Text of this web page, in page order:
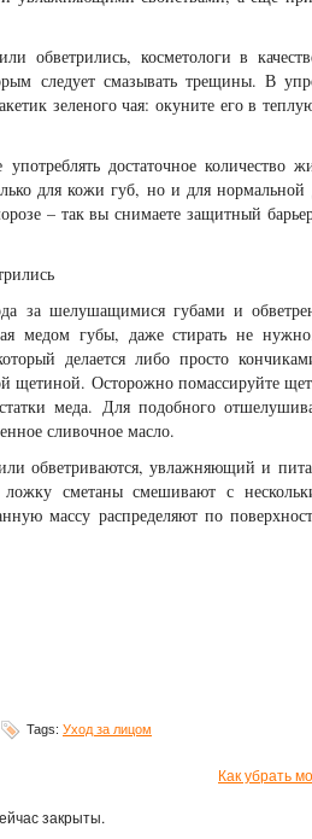
обветрились, косметологи в
следует смазывать трещины. В
зеленого чая: окуните его в
достаточное количество
для кожи губ, но и для нормальной
– так вы снимаете защитный
за шелушащимися губами и
медом губы, даже стирать не
делается либо просто
щетиной. Осторожно помассируйте
меда. Для подобного
сливочное масло.
обветриваются, увлажняющий и
ложку сметаны смешивают с
массу распределяют по
Tags: Уход за лицом
Как убрать
закрыты.